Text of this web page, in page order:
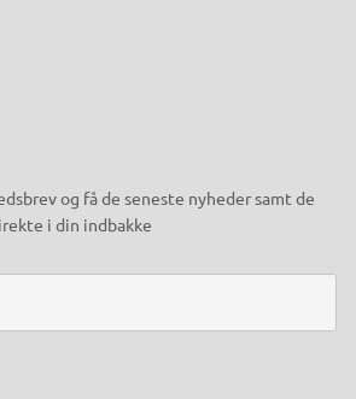
og få de seneste nyheder samt de
i din indbakke